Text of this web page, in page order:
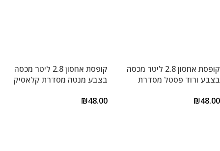
קופסת אחסון 2.8 ליטר מכסה
בצבע ורוד פסטל מסדרת
₪48.00
קופסת אחסון 2.8 ליטר מכסה
בצבע מנטה מסדרת קלאסיק
₪48.00